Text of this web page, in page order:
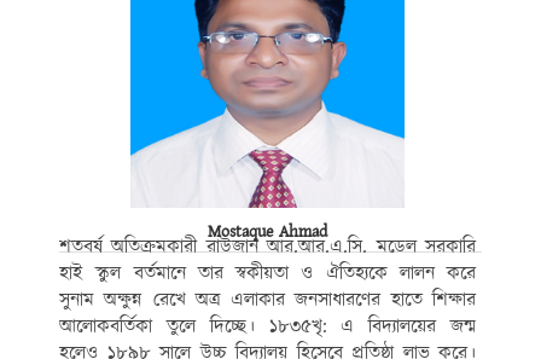
Mostaque Ahmad
শতবর্ষ অতিক্রমকারী রাউজান আর.আর.এ.সি. মডেল সরকারি
হাই স্কুল বর্তমানে তার স্বকীয়তা ও ঐতিহ্যকে লালন করে
সুনাম অক্ষুন্ন রেখে অত্র এলাকার জনসাধারণের হাতে শিক্ষার
আলোকবর্তিকা তুলে দিচ্ছে। ১৮৩৫খৃ: এ বিদ্যালয়ের জন্ম
হলেও ১৮৯৮ সালে উচ্চ বিদ্যালয় হিসেবে প্রতিষ্ঠা লাভ করে।